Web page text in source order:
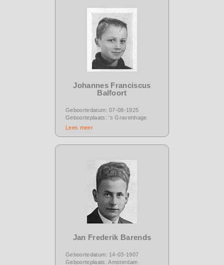
Johannes Franciscus
Balfoort
Geboortedatum: 07-08-1925
Geboorteplaats: 's Gravenhage
Lees meer
Jan Frederik Barends
Geboortedatum: 14-03-1907
Geboorteplaats: Amsterdam